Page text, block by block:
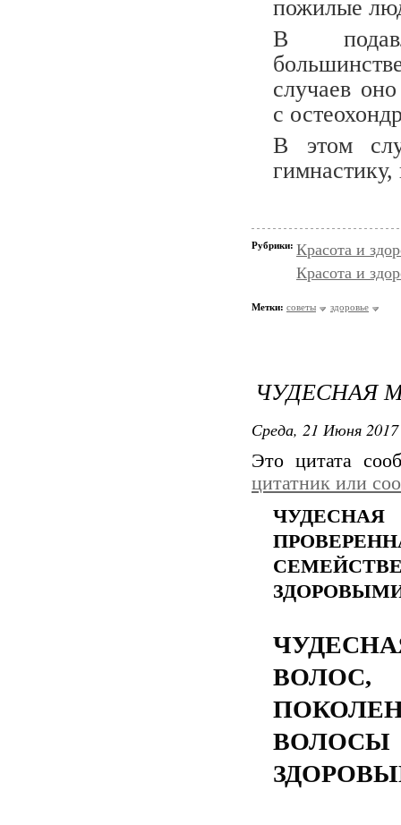
пожилые
В
случаев
с
В этом
Рубрики: Красота и
Красота и
Метки: советы здоровье
ЧУДЕСНАЯ
Среда, 21 Июня
Это цитата
цитатник или
ВОЛОС,